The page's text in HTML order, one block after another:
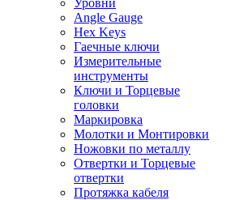
Уровни
Angle Gauge
Hex Keys
Гаечные ключи
Измерительные
инструменты
Ключи и Торцевые
головки
Маркировка
Молотки и Монтировки
Ножовки по металлу
Отвертки и Торцевые
отвертки
Протяжка кабеля